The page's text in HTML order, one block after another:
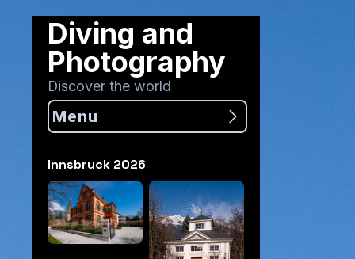
Diving and
Photography
Discover the world
Menu
Innsbruck 2026